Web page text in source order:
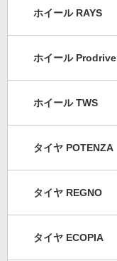
ホイール RAYS
ホイール Prodrive
ホイール TWS
タイヤ POTENZA
タイヤ REGNO
タイヤ ECOPIA